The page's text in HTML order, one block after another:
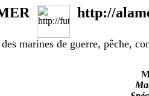
http://
marines de guerre, pêche,